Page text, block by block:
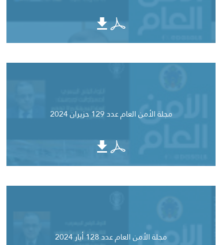
مجلة الأمن العام عدد 129 حزيران 2024
مجلة الأمن العام عدد 128 أيار 2024